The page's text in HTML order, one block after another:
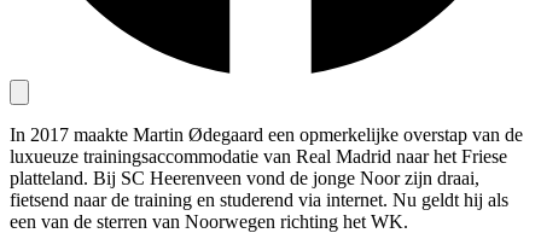
In 2017 maakte Martin Ødegaard een opmerkelijke overstap van de
luxueuze trainingsaccommodatie van Real Madrid naar het Friese
platteland. Bij SC Heerenveen vond de jonge Noor zijn draai,
fietsend naar de training en studerend via internet. Nu geldt hij als
een van de sterren van Noorwegen richting het WK.